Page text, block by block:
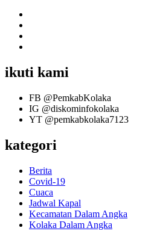
ikuti kami
FB @PemkabKolaka
IG @diskominfokolaka
YT @pemkabkolaka7123
kategori
Berita
Covid-19
Cuaca
Jadwal Kapal
Kecamatan Dalam Angka
Kolaka Dalam Angka